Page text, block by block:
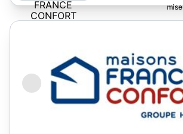
CONFORT